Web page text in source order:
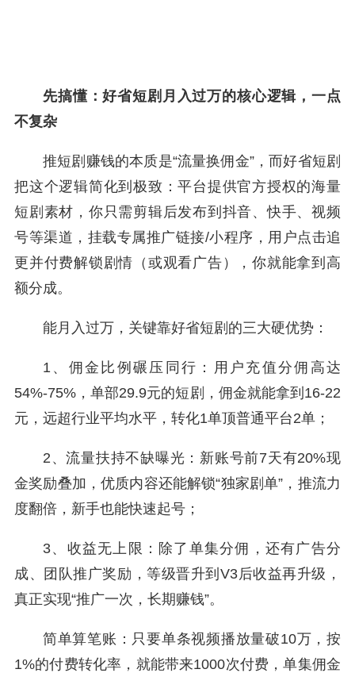
先搞懂：好省短剧月入过万的核心逻辑，一点
不复杂
推短剧赚钱的本质是“流量换佣金”，而好省短剧
把这个逻辑简化到极致：平台提供官方授权的海量
短剧素材，你只需剪辑后发布到抖音、快手、视频
号等渠道，挂载专属推广链接/小程序，用户点击追
更并付费解锁剧情（或观看广告），你就能拿到高
额分成。
能月入过万，关键靠好省短剧的三大硬优势：
1、佣金比例碾压同行：用户充值分佣高达
54%-75%，单部29.9元的短剧，佣金就能拿到16-22
元，远超行业平均水平，转化1单顶普通平台2单；
2、流量扶持不缺曝光：新账号前7天有20%现
金奖励叠加，优质内容还能解锁“独家剧单”，推流力
度翻倍，新手也能快速起号；
3、收益无上限：除了单集分佣，还有广告分
成、团队推广奖励，等级晋升到V3后收益再升级，
真正实现“推广一次，长期赚钱”。
简单算笔账：只要单条视频播放量破10万，按
1%的付费转化率，就能带来1000次付费，单集佣金